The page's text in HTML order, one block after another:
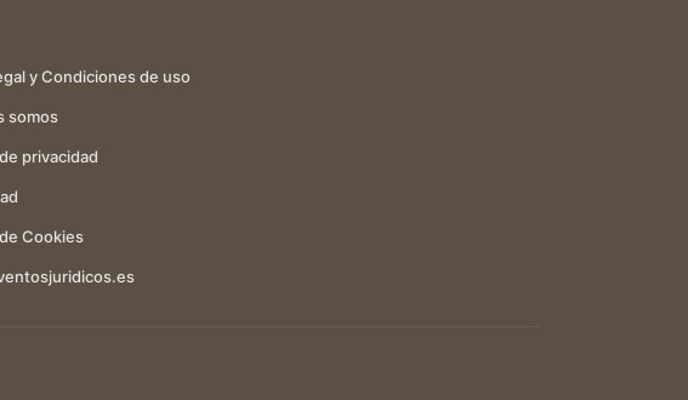
y Condiciones de uso
somos
privacidad
Cookies